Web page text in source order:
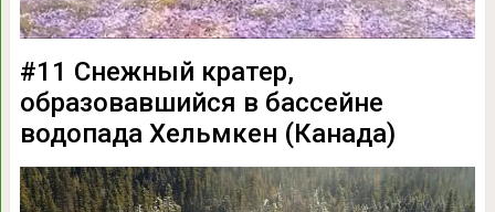
#11 Снежный кратер,
образовавшийся в бассейне
водопада Хельмкен (Канада)